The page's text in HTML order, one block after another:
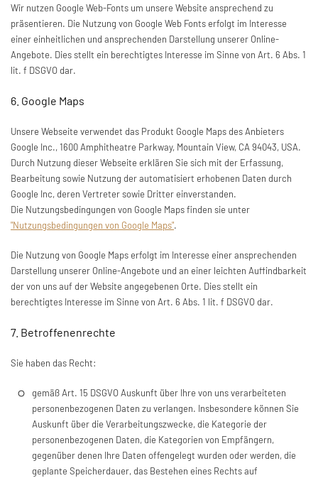
Wir nutzen Google Web-Fonts um unsere Website ansprechend zu
präsentieren. Die Nutzung von Google Web Fonts erfolgt im Interesse
einer einheitlichen und ansprechenden Darstellung unserer Online-
Angebote. Dies stellt ein berechtigtes Interesse im Sinne von Art. 6 Abs. 1
lit. f DSGVO dar.
6. Google Maps
Unsere Webseite verwendet das Produkt Google Maps des Anbieters
Google Inc., 1600 Amphitheatre Parkway, Mountain View, CA 94043, USA.
Durch Nutzung dieser Webseite erklären Sie sich mit der Erfassung,
Bearbeitung sowie Nutzung der automatisiert erhobenen Daten durch
Google Inc, deren Vertreter sowie Dritter einverstanden.
Die Nutzungsbedingungen von Google Maps finden sie unter
"Nutzungsbedingungen von Google Maps".
Die Nutzung von Google Maps erfolgt im Interesse einer ansprechenden
Darstellung unserer Online-Angebote und an einer leichten Auffindbarkeit
der von uns auf der Website angegebenen Orte. Dies stellt ein
berechtigtes Interesse im Sinne von Art. 6 Abs. 1 lit. f DSGVO dar.
7. Betroffenenrechte
Sie haben das Recht:
gemäß Art. 15 DSGVO Auskunft über Ihre von uns verarbeiteten
personenbezogenen Daten zu verlangen. Insbesondere können Sie
Auskunft über die Verarbeitungszwecke, die Kategorie der
personenbezogenen Daten, die Kategorien von Empfängern,
gegenüber denen Ihre Daten offengelegt wurden oder werden, die
geplante Speicherdauer, das Bestehen eines Rechts auf